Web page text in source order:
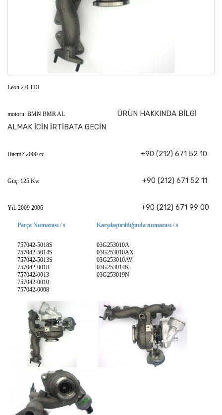
Leon 2.0 TDI
motoru: BMN BMR AL ÜRÜN HAKKINDA BİLGİ
ALMAK İCİN İRTİBATA GECİN
Hacmi: 2000 cc +90 (212) 671 52 10
Güç: 125 Kw +90 (212) 671 52 11
Yıl: 2009 2006 +90 (212) 671 99 00
Parça Numarası / s
757042-5018S
757042-5014S
757042-5013S
757042-0018
757042-0013
757042-0010
757042-0008
Karşılaştırıldığında numarası / s
03G253010A
03G253010AX
03G253010AV
03G253014K
03G253019N